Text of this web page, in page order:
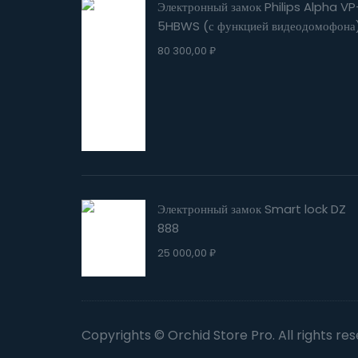
Электронный замок Philips Alpha
5HBWS (с функцией
80 300,00 ₽
Электронный замок Smart lock DZ
888
25 000,00 ₽
Copyrights © Orchid Store Pro. All rights